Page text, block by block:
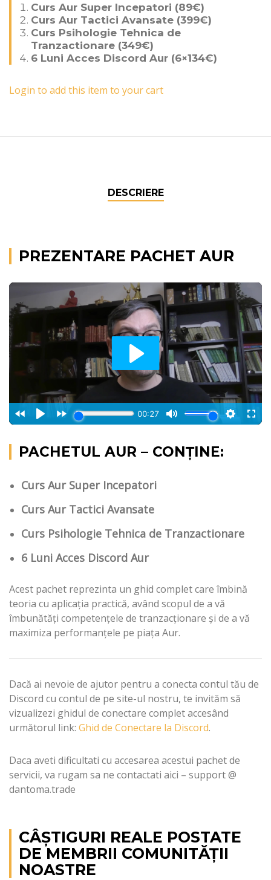
Curs Aur Super Incepatori (89€)
Curs Aur Tactici Avansate (399€)
Curs Psihologie Tehnica de
Tranzactionare (349€)
6 Luni Acces Discord Aur (6×134€)
Login to add this item to your cart
DESCRIERE
PREZENTARE PACHET AUR
PACHETUL AUR – CONȚINE:
Curs Aur Super Incepatori
Curs Aur Tactici Avansate
Curs Psihologie Tehnica de Tranzactionare
6 Luni Acces Discord Aur
Acest pachet reprezinta un ghid complet care îmbină
teoria cu aplicația practică, având scopul de a vă
îmbunătăți competențele de tranzacționare și de a vă
maximiza performanțele pe piața Aur.
Dacă ai nevoie de ajutor pentru a conecta contul tău de
Discord cu contul de pe site-ul nostru, te invităm să
vizualizezi ghidul de conectare complet accesând
următorul link: Ghid de Conectare la Discord.
Daca aveti dificultati cu accesarea acestui pachet de
servicii, va rugam sa ne contactati aici – support @
dantoma.trade
CÂŞTIGURI REALE POSTATE
DE MEMBRII COMUNITĂŢII
NOASTRE